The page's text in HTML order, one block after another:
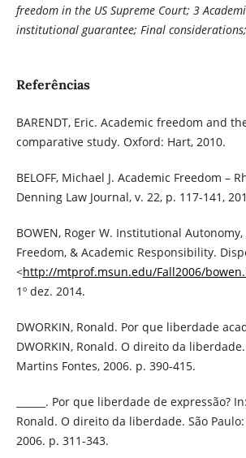
freedom in the US Supreme Court; 3
institutional guarantee; Final considerations;
Referências
BARENDT, Eric. Academic freedom and
comparative study. Oxford: Hart, 2010.
BELOFF, Michael J. Academic Freedom –
Denning Law Journal, v. 22, p. 117-141,
BOWEN, Roger W. Institutional
Freedom, & Academic Responsibility.
<http://mtprof.msun.edu/Fall2006/
1º dez. 2014.
DWORKIN, Ronald. Por que liberdade
DWORKIN, Ronald. O direito da
Martins Fontes, 2006. p. 390-415.
______. Por que liberdade de expressão?
Ronald. O direito da liberdade. São
2006. p. 311-343.